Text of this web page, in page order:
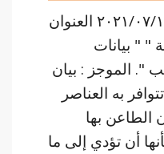
الدوائر الجنائية - جلسة ٢٠٢١/٠٧/١٣ العنوان
" " بيانات
". الموجز : بيان
به العناصر
الطاعن بها
أن تؤدي إلى ما